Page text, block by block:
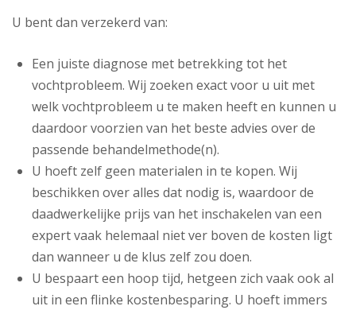
U bent dan verzekerd van:
Een juiste diagnose met betrekking tot het
vochtprobleem. Wij zoeken exact voor u uit met
welk vochtprobleem u te maken heeft en kunnen u
daardoor voorzien van het beste advies over de
passende behandelmethode(n).
U hoeft zelf geen materialen in te kopen. Wij
beschikken over alles dat nodig is, waardoor de
daadwerkelijke prijs van het inschakelen van een
expert vaak helemaal niet ver boven de kosten ligt
dan wanneer u de klus zelf zou doen.
U bespaart een hoop tijd, hetgeen zich vaak ook al
uit in een flinke kostenbesparing. U hoeft immers